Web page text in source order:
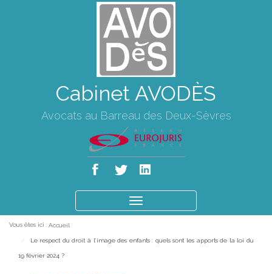
Cabinet AVODÈS
Avocats au Barreau des Deux-Sèvres
le
Vous êtes ici : Accueil
Le respect du droit à l’image des enfants : quels sont les apports de la loi du
19 février 2024 ?